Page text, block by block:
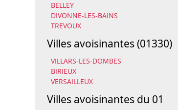
BELLEY
DIVONNE-LES-BAINS
TREVOUX
Villes avoisinantes (01330)
VILLARS-LES-DOMBES
BIRIEUX
VERSAILLEUX
Villes avoisinantes du 01